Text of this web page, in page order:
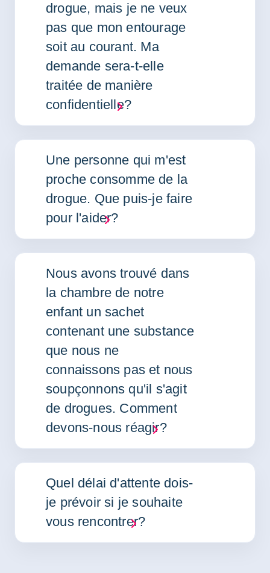
drogue, mais je ne veux
pas que mon entourage
soit au courant. Ma
demande sera-t-elle
traitée de manière
confidentielle?
Une personne qui m'est
proche consomme de la
drogue. Que puis-je faire
pour l'aider?
Nous avons trouvé dans
la chambre de notre
enfant un sachet
contenant une substance
que nous ne
connaissons pas et nous
soupçonnons qu'il s'agit
de drogues. Comment
devons-nous réagir?
Quel délai d'attente dois-
je prévoir si je souhaite
vous rencontrer?